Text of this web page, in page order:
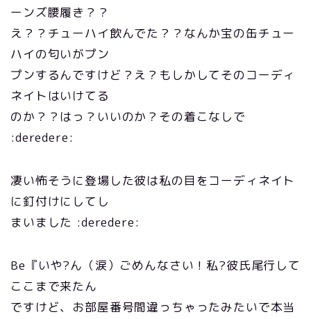
ーンズ腰履き？？
え？？チューハイ飲んでた？？なんか宝の缶チュー
ハイの匂いがプン
プンするんですけど？え？もしかしてそのコーディ
ネイトはいけてる
のか？？はっ？いいのか？その着こなしで
:deredere:
凄い怖そうに登場した彼は私の目をコーディネイト
に釘付けにしてし
まいました :deredere:
Be『いや?ん（涙）ごめんなさい！私?彼氏尾行して
ここまで来たん
ですけど、お部屋番号間違っちゃったみたいで本当